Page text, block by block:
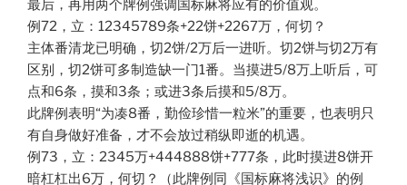
最后，再用两个牌例强调国标麻将应有的价值观。
例72，立：12345789条+22饼+2267万，何切？
主体番清龙已明确，切2饼/2万后一进听。切2饼与切2万有
区别，切2饼可多制造缺一门1番。当摸进5/8万上听后，可
点和6条，摸和3条；或进3条后摸和5/8万。
此牌例表明“为凑8番，勤俭珍惜一粒米”的重要，也表明只
有自身做好准备，才不会放过稍纵即逝的机遇。
例73，立：2345万+444888饼+777条，此时摸进8饼开
暗杠杠出6万，何切？（此牌例同《国标麻将浅识》的例